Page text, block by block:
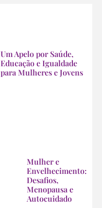
Um Apelo por Saúde,
Educação e Igualdade
para Mulheres e Jovens
Mulher e
Envelhecimento:
Desafios,
Menopausa e
Autocuidado